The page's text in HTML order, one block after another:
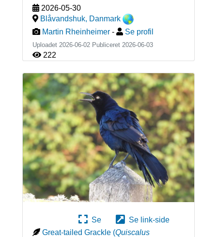
2026-05-30
Blåvandshuk, Danmark
Martin Rheinheimer - Se profil
Uploadet 2026-06-02 Publiceret 2026-06-03
222
Se
Se link-side
Great-tailed Grackle (Quiscalus